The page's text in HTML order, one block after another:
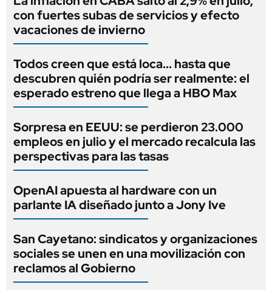
con fuertes subas de servicios y efecto
vacaciones de invierno
Todos creen que está loca... hasta que
descubren quién podría ser realmente: el
esperado estreno que llega a HBO Max
Sorpresa en EEUU: se perdieron 23.000
empleos en julio y el mercado recalcula las
perspectivas para las tasas
OpenAI apuesta al hardware con un
parlante IA diseñado junto a Jony Ive
San Cayetano: sindicatos y organizaciones
sociales se unen en una movilización con
reclamos al Gobierno